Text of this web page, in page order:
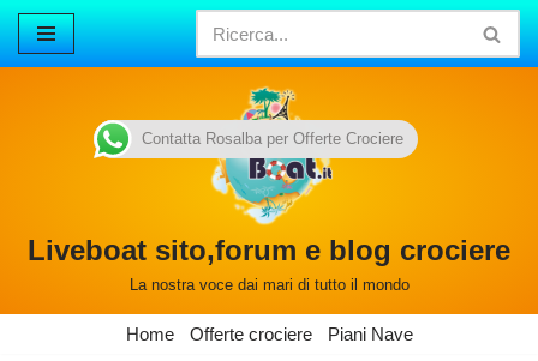
Vai
Liveboat sito,forum e blog crociere
La nostra voce dai mari di tutto il mondo
Home Offerte crociere Piani Nave
Contatta Rosalba per Offerte Crociere